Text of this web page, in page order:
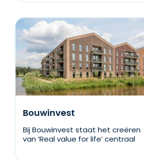
Bouwinvest
Bij Bouwinvest staat het creëren
van ‘Real value for life’ centraal